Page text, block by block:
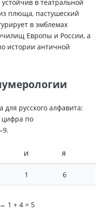
в театральной
плюща, пастушеский
в эмблемах
Европы и России, а
истории античной
для русского алфавита:
цифра по
И Я
1 6
→ 1 + 4 = 5